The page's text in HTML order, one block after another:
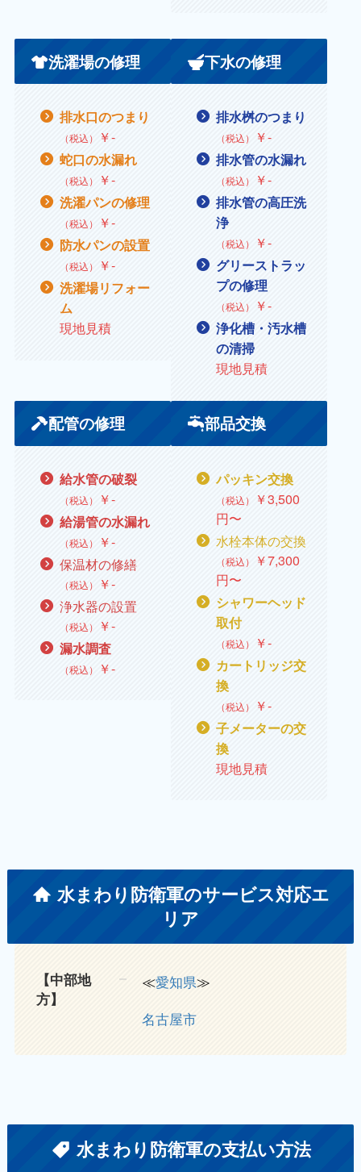
洗濯場の修理
排水口のつまり
（税込） ￥‐
蛇口の水漏れ
（税込） ￥‐
洗濯パンの修理
（税込） ￥‐
防水パンの設置
（税込） ￥‐
洗濯場リフォー
ム
現地見積
下水の修理
排水桝のつまり
（税込） ￥‐
排水管の水漏れ
（税込） ￥‐
排水管の高圧洗
浄
（税込） ￥‐
グリーストラッ
プの修理
（税込） ￥‐
浄化槽・汚水槽
の清掃
現地見積
配管の修理
給水管の破裂
（税込） ￥‐
給湯管の水漏れ
（税込） ￥‐
保温材の修繕
（税込） ￥‐
浄水器の設置
（税込） ￥‐
漏水調査
（税込） ￥‐
部品交換
パッキン交換
（税込） ￥3,500
円〜
水栓本体の交換
（税込） ￥7,300
円〜
シャワーヘッド
取付
（税込） ￥‐
カートリッジ交
換
（税込） ￥‐
子メーターの交
換
現地見積
水まわり防衛軍のサービス対応エ
リア
【中部地
方】
≪愛知県≫
名古屋市
水まわり防衛軍の支払い方法